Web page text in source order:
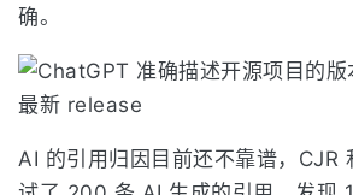
确。
AI 的引用归因目前还不靠谱，CJR